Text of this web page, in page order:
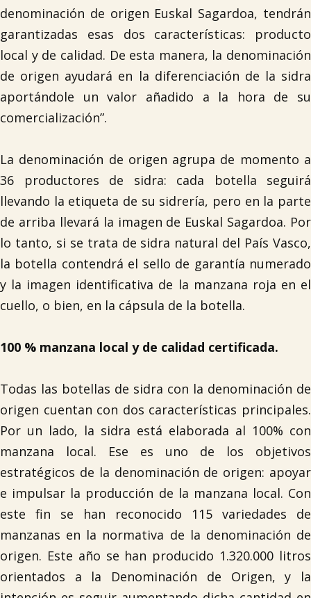
denominación de origen Euskal Sagardoa, tendrán
garantizadas esas dos características: producto
local y de calidad. De esta manera, la denominación
de origen ayudará en la diferenciación de la sidra
aportándole un valor añadido a la hora de su
comercialización”.
La denominación de origen agrupa de momento a
36 productores de sidra: cada botella seguirá
llevando la etiqueta de su sidrería, pero en la parte
de arriba llevará la imagen de Euskal Sagardoa. Por
lo tanto, si se trata de sidra natural del País Vasco,
la botella contendrá el sello de garantía numerado
y la imagen identificativa de la manzana roja en el
cuello, o bien, en la cápsula de la botella.
100 % manzana local y de calidad certificada.
Todas las botellas de sidra con la denominación de
origen cuentan con dos características principales.
Por un lado, la sidra está elaborada al 100% con
manzana local. Ese es uno de los objetivos
estratégicos de la denominación de origen: apoyar
e impulsar la producción de la manzana local. Con
este fin se han reconocido 115 variedades de
manzanas en la normativa de la denominación de
origen. Este año se han producido 1.320.000 litros
orientados a la Denominación de Origen, y la